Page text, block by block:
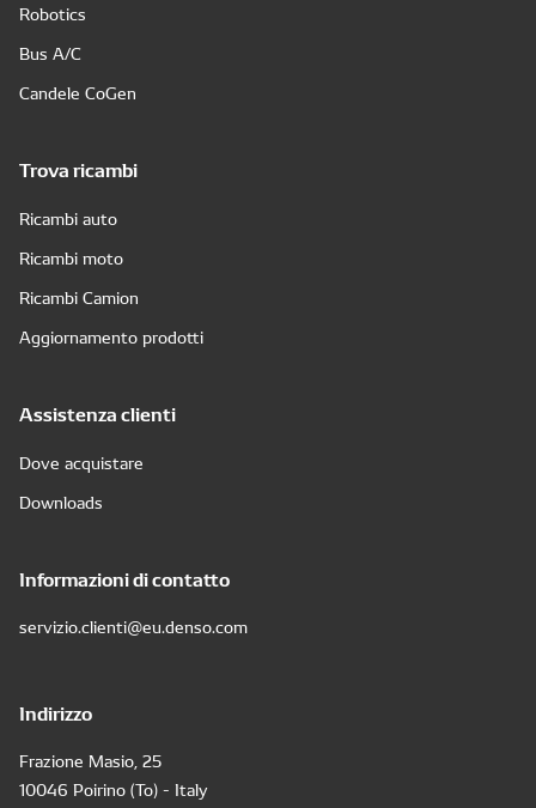
Robotics
Bus A/C
Candele CoGen
Trova ricambi
Ricambi auto
Ricambi moto
Ricambi Camion
Aggiornamento prodotti
Assistenza clienti
Dove acquistare
Downloads
Informazioni di contatto
servizio.clienti@eu.denso.com
Indirizzo
Frazione Masio, 25
10046 Poirino (To) - Italy